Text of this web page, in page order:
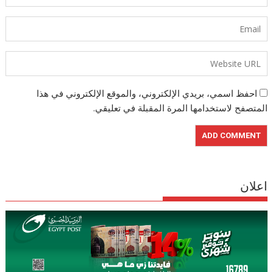
احفظ اسمي، بريدي الإلكتروني، والموقع الإلكتروني في هذا
المتصفح لاستخدامها المرة المقبلة في تعليقي.
اعلان